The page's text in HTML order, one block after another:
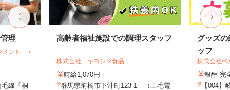
理
メント ＜
線「桐
高齢者福祉施設での調理スタッフ
株式会社 キヨシマ食品
時給1,070円
群馬県前橋市下沖町123-1 （上毛電
グッズ
ッフ
株式会社ベ
報酬 完
【004】